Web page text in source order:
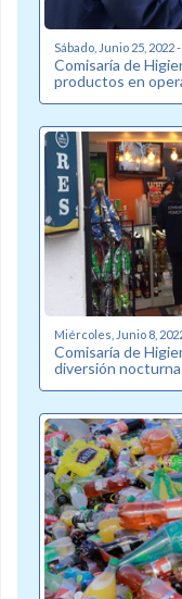
Sábado, Junio 25, 2022 -
Comisaría de
productos en
Miércoles, Junio 8,
Comisaría de
diversión nocturna